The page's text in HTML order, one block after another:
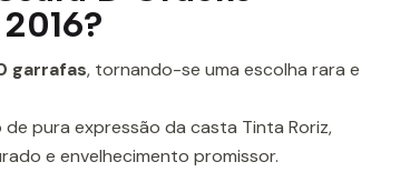
garrafas, tornando-se uma escolha rara e
de pura expressão da casta Tinta Roriz,
e envelhecimento promissor.